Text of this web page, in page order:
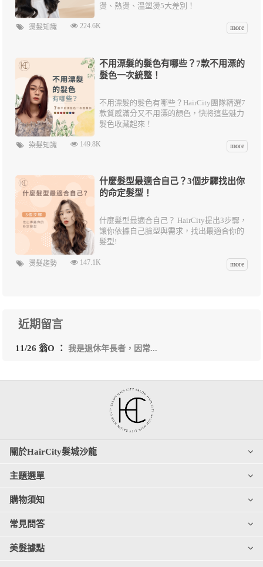
燙、熱燙、溫塑燙5大差別！
燙髮知識 224.6K more
不用漂髮的髮色有哪些？7款不用漂的
髮色一次統整！
不用漂髮的髮色有哪些？HairCity團隊精選7
款質感滿分又不用漂的顏色，快將這些魅力
髮色收藏起來！
染髮知識 149.8K more
什麼髮型最適合自己？3個步驟找出你
的命定髮型！
什麼髮型最適合自己？ HairCity提出3步驟，
讓你依據自己臉型與需求，找出最適合你的
髮型!
燙髮趨勢 147.1K more
近期留言
11/26 翁O ： 我是退休年長者，因常...
關於HairCity髮城沙龍
主題選單
購物須知
常見問答
美髮據點